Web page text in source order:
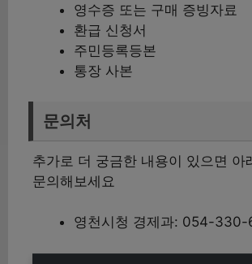
영수증 또는 구매 증빙자료
환급 신청서
주민등록등본
통장 사본
문의처
추가로 더 궁금한 내용이 있으면 아
문의해보세요
영천시청 경제과: 054-330-